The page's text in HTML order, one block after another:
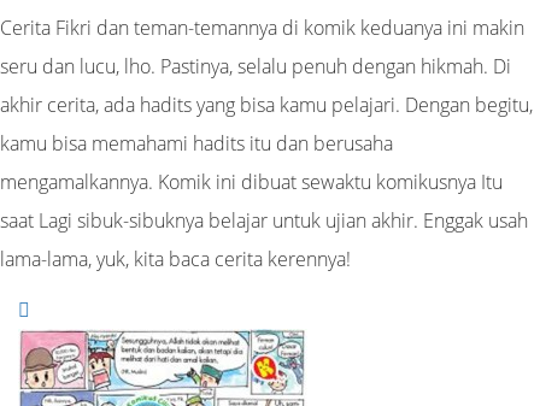
Cerita Fikri dan teman-temannya di komik keduanya ini makin
seru dan lucu, lho. Pastinya, selalu penuh dengan hikmah. Di
akhir cerita, ada hadits yang bisa kamu pelajari. Dengan begitu,
kamu bisa memahami hadits itu dan berusaha
mengamalkannya. Komik ini dibuat sewaktu komikusnya Itu
saat Lagi sibuk-sibuknya belajar untuk ujian akhir. Enggak usah
lama-lama, yuk, kita baca cerita kerennya!